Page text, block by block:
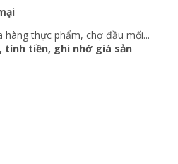
hàng thực phẩm, chợ đầu mối...
tính tiền, ghi nhớ giá sản